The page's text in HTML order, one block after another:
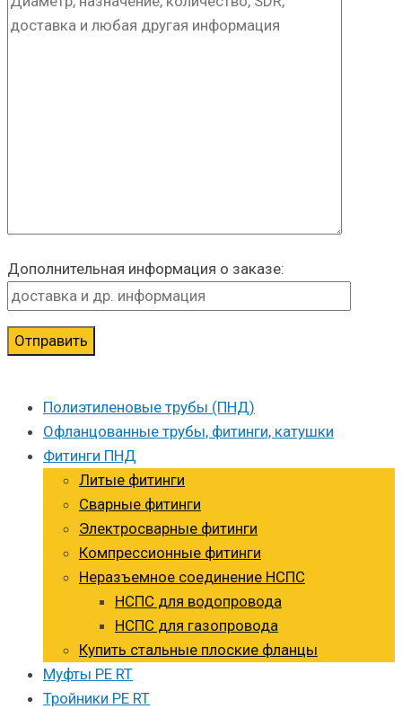
Дополнительная информация о заказе:
Полиэтиленовые трубы (ПНД)
Офланцованные трубы, фитинги, катушки
Фитинги ПНД
Литые фитинги
Сварные фитинги
Электросварные фитинги
Компрессионные фитинги
Неразъемное соединение НСПС
НСПС для водопровода
НСПС для газопровода
Купить стальные плоские фланцы
Муфты PE RT
Тройники PE RT